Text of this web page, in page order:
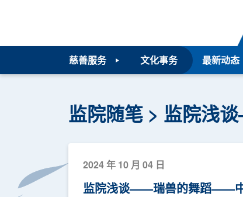
慈善服务 文化事务 最新动态
监院随笔 监院浅
2024 年 10 月 04 日
监院浅谈——瑞兽的舞蹈——